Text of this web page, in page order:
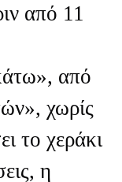
από 11
από
χωρίς
το χεράκι
η